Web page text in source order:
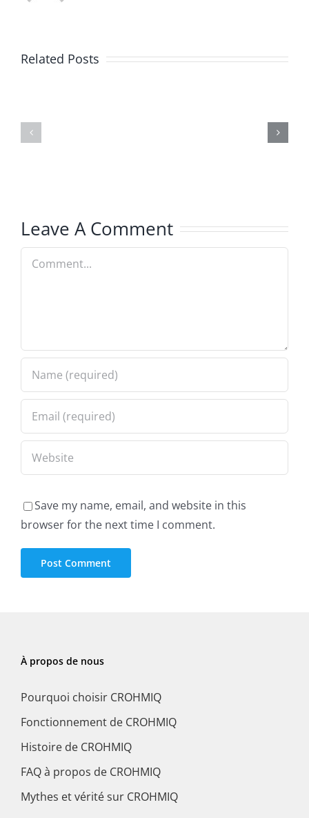
Related Posts
Factory
Leave A Comment
Comment
Save my name, email, and website in this
browser for the next time I comment.
À propos de nous
Pourquoi choisir CROHMIQ
Fonctionnement de CROHMIQ
Histoire de CROHMIQ
FAQ à propos de CROHMIQ
Mythes et vérité sur CROHMIQ